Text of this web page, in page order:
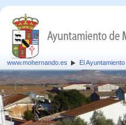
www.mohernando.es El Ayuntamiento